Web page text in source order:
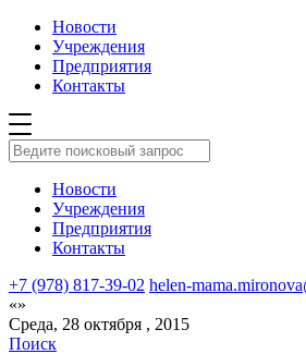
Новости
Учреждения
Предприятия
Контакты
Новости
Учреждения
Предприятия
Контакты
+7 (978) 817-39-02 helen-
«»
Среда, 28 октября , 2015
Поиск